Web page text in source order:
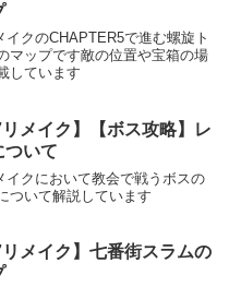
イクのCHAPTER5で進む螺旋ト
マップです敵の位置や宝箱の場
しています
リメイク】【ボス攻略】レ
ついて
イクにおいて教会で戦うボスの
ついて解説しています
リメイク】七番街スラムの